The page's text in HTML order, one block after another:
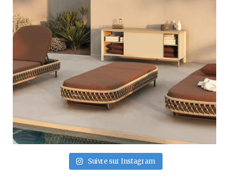
Suivre sur Instagram